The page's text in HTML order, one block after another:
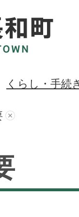
くらし・手続